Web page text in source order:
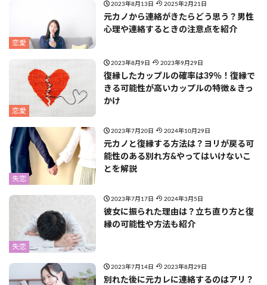
恋愛
2023年8月13日 2025年2月21日
元カノから連絡がきたらどう思う？男性
心理や連絡するときの注意点を紹介
恋愛
2023年8月9日 2023年9月29日
復縁したカップルの確率は39％！復縁で
きる可能性が高いカップルの特徴＆きっ
かけ
失恋
2023年7月20日 2024年10月29日
元カノと復縁する方法は？ヨリが戻る可
能性のある別れ方&やってはいけないこ
とを解説
失恋
2023年7月17日 2024年3月5日
彼女に振られた理由は？立ち直り方と復
縁の可能性や方法も紹介
2023年7月14日 2023年8月29日
別れた後に元カレに連絡するのはアリ？